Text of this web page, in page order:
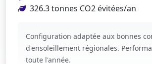
326.3 tonnes CO2 évitées/an
Configuration adaptée aux bonnes
d'ensoleillement régionales.
toute l'année.